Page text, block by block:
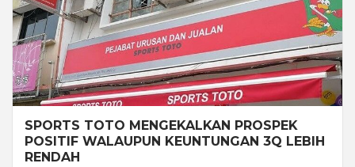
SPORTS TOTO MENGEKALKAN PROSPEK
POSITIF WALAUPUN KEUNTUNGAN 3Q LEBIH
RENDAH